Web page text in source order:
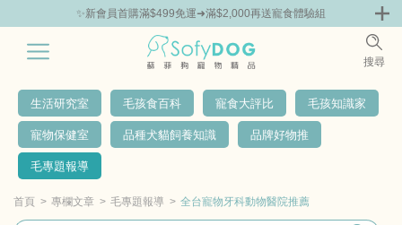
🎁Hello新朋友！完成註冊送指定商品85折抵用券
搜尋
鮮 零食專區 飼料 | 凍乾優惠組 主食罐 | 餐包優惠 團購優惠
生活研究室 毛孩食百科 寵食大評比 毛孩知識家
寵物保健室 品種犬貓飼養知識 品牌好物推
毛專題報導
首頁 專欄文章 毛專題報導 全台寵物牙科動物醫院推薦